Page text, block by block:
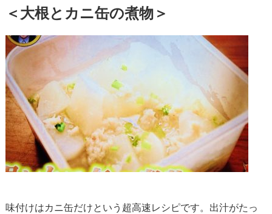
＜大根とカニ缶の煮物＞
味付けはカニ缶だけという超高速レシピです。出汁がたっ